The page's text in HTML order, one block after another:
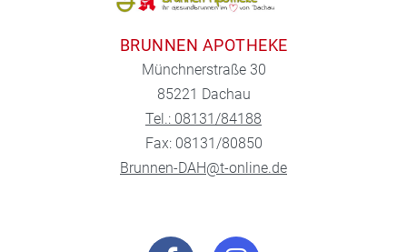
BRUNNEN APOTHEKE
Münchnerstraße 30
85221 Dachau
Tel.: 08131/84188
Fax: 08131/80850
Brunnen-DAH@t-online.de